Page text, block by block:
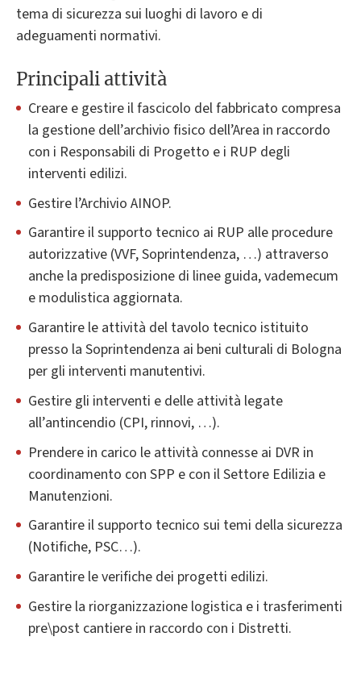
tema di sicurezza sui luoghi di lavoro e di
adeguamenti normativi.
Principali attività
Creare e gestire il fascicolo del fabbricato compresa
la gestione dell’archivio fisico dell’Area in raccordo
con i Responsabili di Progetto e i RUP degli
interventi edilizi.
Gestire l’Archivio AINOP.
Garantire il supporto tecnico ai RUP alle procedure
autorizzative (VVF, Soprintendenza, …) attraverso
anche la predisposizione di linee guida, vademecum
e modulistica aggiornata.
Garantire le attività del tavolo tecnico istituito
presso la Soprintendenza ai beni culturali di Bologna
per gli interventi manutentivi.
Gestire gli interventi e delle attività legate
all’antincendio (CPI, rinnovi, …).
Prendere in carico le attività connesse ai DVR in
coordinamento con SPP e con il Settore Edilizia e
Manutenzioni.
Garantire il supporto tecnico sui temi della sicurezza
(Notifiche, PSC…).
Garantire le verifiche dei progetti edilizi.
Gestire la riorganizzazione logistica e i trasferimenti
pre\post cantiere in raccordo con i Distretti.